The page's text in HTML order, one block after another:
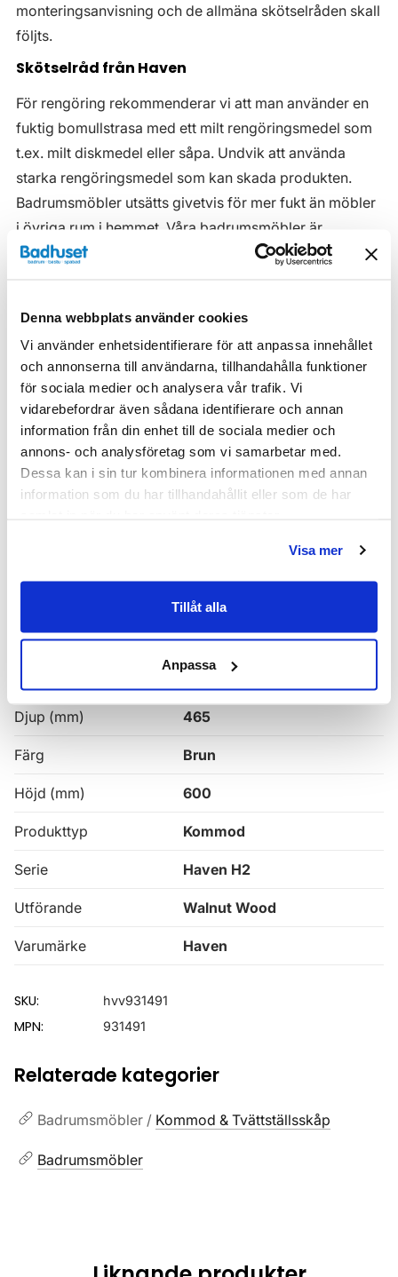
Denna webbplats använder cookies
Vi använder enhetsidentifierare för att anpassa innehållet
och annonserna till användarna, tillhandahålla funktioner
för sociala medier och analysera vår trafik. Vi
vidarebefordrar även sådana identifierare och annan
information från din enhet till de sociala medier och
annons- och analysföretag som vi samarbetar med.
Dessa kan i sin tur kombinera informationen med annan
information som du har tillhandahållit eller som de har
Visa mer
Tillåt alla
Anpassa
monteringsanvisning och de allmäna skötselråden skall
följts.
Skötselråd från Haven
För rengöring rekommenderar vi att man använder en
fuktig bomullstrasa med ett milt rengöringsmedel som
t.ex. milt diskmedel eller såpa. Undvik att använda
starka rengöringsmedel som kan skada produkten.
Badrumsmöbler utsätts givetvis för mer fukt än möbler
i övriga rum i hemmet. Våra badrumsmöbler är
anpassade för badrummet och gjorda i fukttåliga
luftfuktighet.
Tänk på att se till att ventilationen är god och att
möblerna placeras på ett sådant avstånd från
badkar/dusch att vatten inte kan skvätta direkt på
möbeln. Blöta fläckar, även vanligt vatten, torkas upp
så snart som möjligt.
Haven H2 Serie
Egenskaper
Djup (mm) 465
Färg Brun
Höjd (mm) 600
Produkttyp Kommod
Serie Haven H2
Utförande Walnut Wood
Varumärke Haven
SKU: hvv931491
MPN: 931491
Relaterade kategorier
Badrumsmöbler / Kommod & Tvättställsskåp
Badrumsmöbler